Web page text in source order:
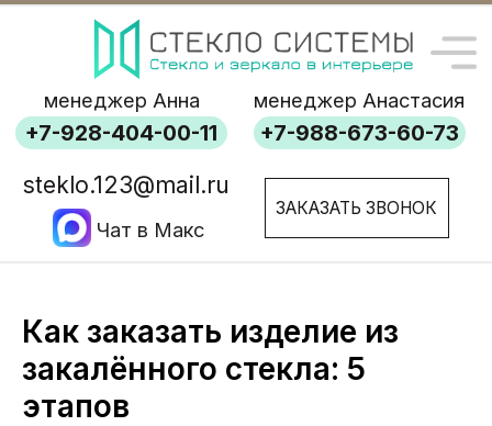
ЗАКАЗАТЬ ЗВОНОК
+7-988-673-60-73
+7-928-404-00-11
steklo.123@mail.ru
менеджер Анна менеджер Анастасия
Как заказать изделие из
закалённого стекла: 5
этапов